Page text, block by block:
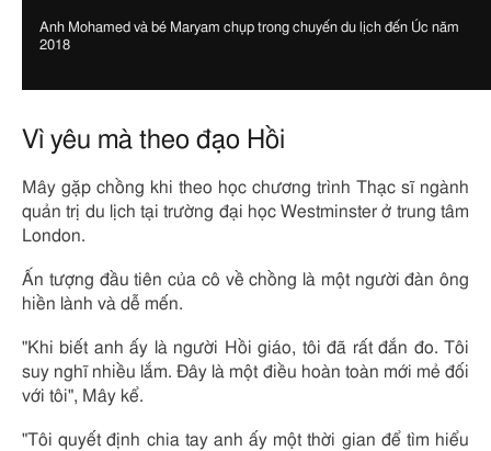
caption
Anh Mohamed và bé Maryam chụp trong chuyến du lịch đến Úc năm
2018
Vì yêu mà theo đạo Hồi
Mây gặp chồng khi theo học chương trình Thạc sĩ ngành
quản trị du lịch tại trường đại học Westminster ở trung tâm
London.
Ấn tượng đầu tiên của cô về chồng là một người đàn ông
hiền lành và dễ mến.
"Khi biết anh ấy là người Hồi giáo, tôi đã rất đắn đo. Tôi
suy nghĩ nhiều lắm. Đây là một điều hoàn toàn mới mẻ đối
với tôi", Mây kể.
"Tôi quyết định chia tay anh ấy một thời gian để tìm hiểu